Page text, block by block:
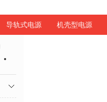
导轨式电源 机壳型电源